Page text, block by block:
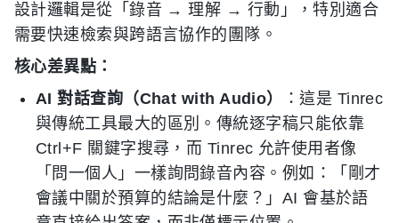
設計邏輯是從「錄音 → 理解 → 行動」，特別適合
需要快速檢索與跨語言協作的團隊。
核心差異點：
AI 對話查詢（Chat with Audio）
：這是 Tinrec
與傳統工具最大的區別。傳統逐字稿只能依靠
Ctrl+F 關鍵字搜尋，而 Tinrec 允許使用者像
「問一個人」一樣詢問錄音內容。例如：「剛才
會議中關於預算的結論是什麼？」AI 會基於語